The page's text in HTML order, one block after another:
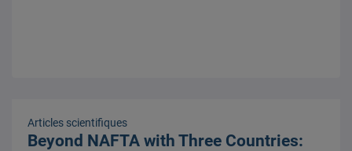
Articles scientifiques
Beyond NAFTA with Three Countries: